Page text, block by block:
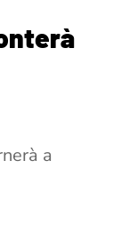
a